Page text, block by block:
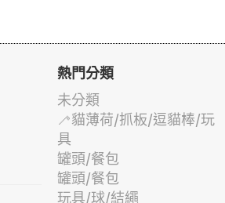
熱門分類
未分類
🦯貓薄荷/抓板/逗貓棒/玩
具
罐頭/餐包
罐頭/餐包
玩具/球/結繩